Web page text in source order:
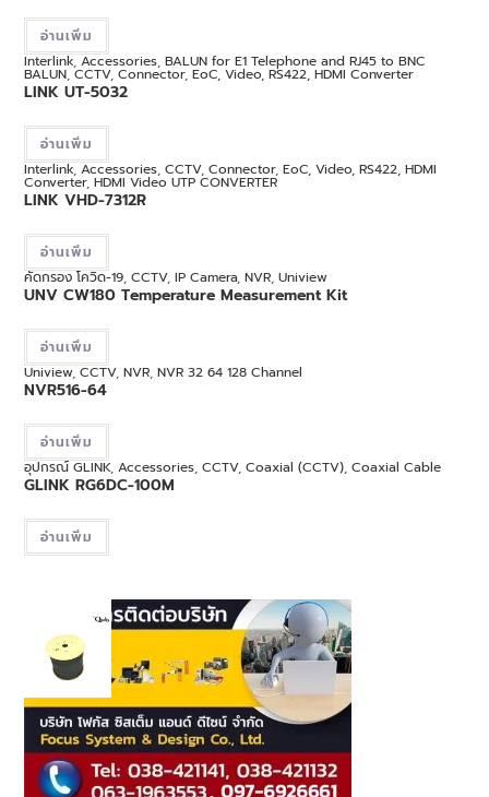
อ่านเพิ่ม
Interlink,Accessories,BALUN for E1 Telephone and RJ45 to BNC
BALUN,CCTV,Connector,EoC, Video, RS422, HDMI Converter
LINK UT-5032
อ่านเพิ่ม
Interlink,Accessories,CCTV,Connector,EoC, Video, RS422, HDMI
Converter,HDMI Video UTP CONVERTER
LINK VHD-7312R
อ่านเพิ่ม
คัดกรอง โควิด-19,CCTV,IP Camera,NVR,Uniview
UNV CW180 Temperature Measurement Kit
อ่านเพิ่ม
Uniview,CCTV,NVR,NVR 32 64 128 Channel
NVR516-64
อ่านเพิ่ม
อุปกรณ์ GLINK,Accessories,CCTV,Coaxial (CCTV),Coaxial Cable
GLINK RG6DC-100M
อ่านเพิ่ม